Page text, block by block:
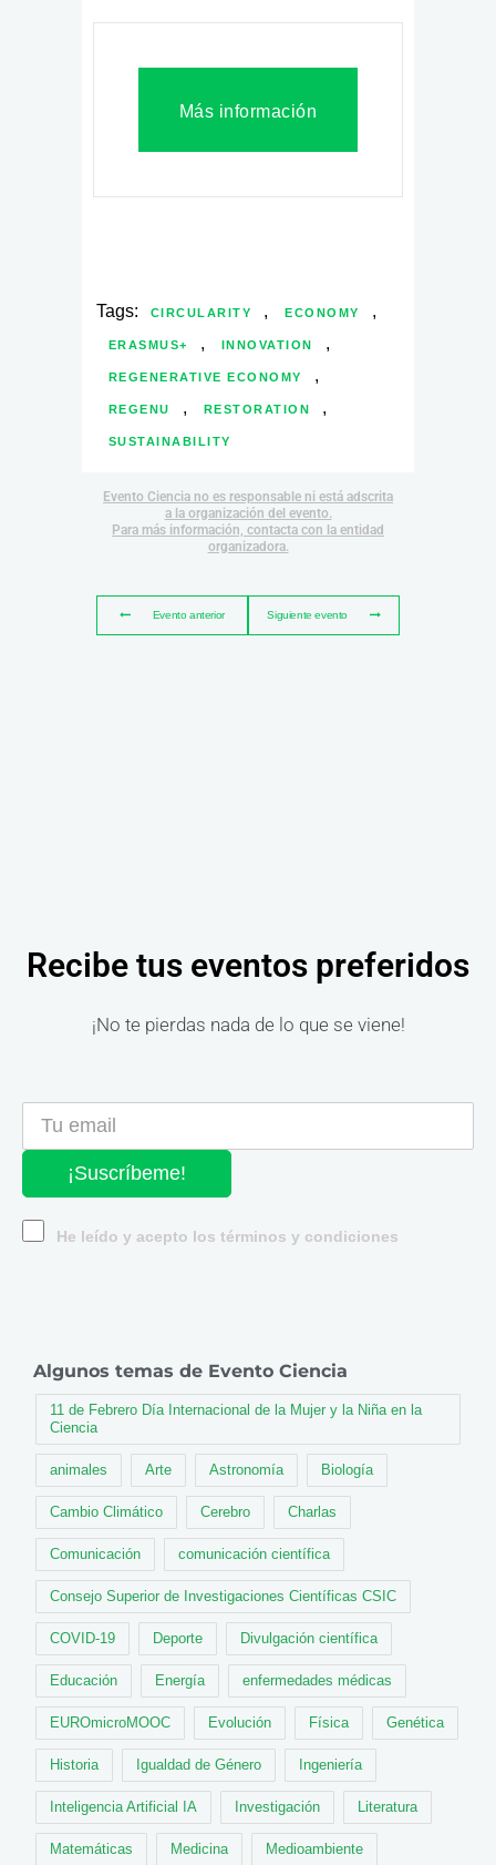
Más información
Tags: CIRCULARITY , ECONOMY ,
ERASMUS+ , INNOVATION ,
REGENERATIVE ECONOMY ,
REGENU , RESTORATION ,
SUSTAINABILITY
Evento Ciencia no es responsable ni está adscrita
a la organización del evento.
Para más información, contacta con la entidad
organizadora.
Evento anterior Siguiente evento
Recibe tus eventos preferidos
¡No te pierdas nada de lo que se viene!
¡Suscríbeme!
He leído y acepto los términos y condiciones
Algunos temas de Evento Ciencia
11 de Febrero Día Internacional de la Mujer y la Niña en la
Ciencia
animales Arte Astronomía Biología
Cambio Climático Cerebro Charlas
Comunicación comunicación científica
Consejo Superior de Investigaciones Científicas CSIC
COVID-19 Deporte Divulgación científica
Educación Energía enfermedades médicas
EUROmicroMOOC Evolución Física Genética
Historia Igualdad de Género Ingeniería
Inteligencia Artificial IA Investigación Literatura
Matemáticas Medicina Medioambiente